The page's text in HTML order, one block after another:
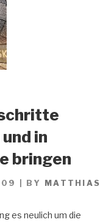
in
bringen
BY
MATTHIAS
es neulich um die